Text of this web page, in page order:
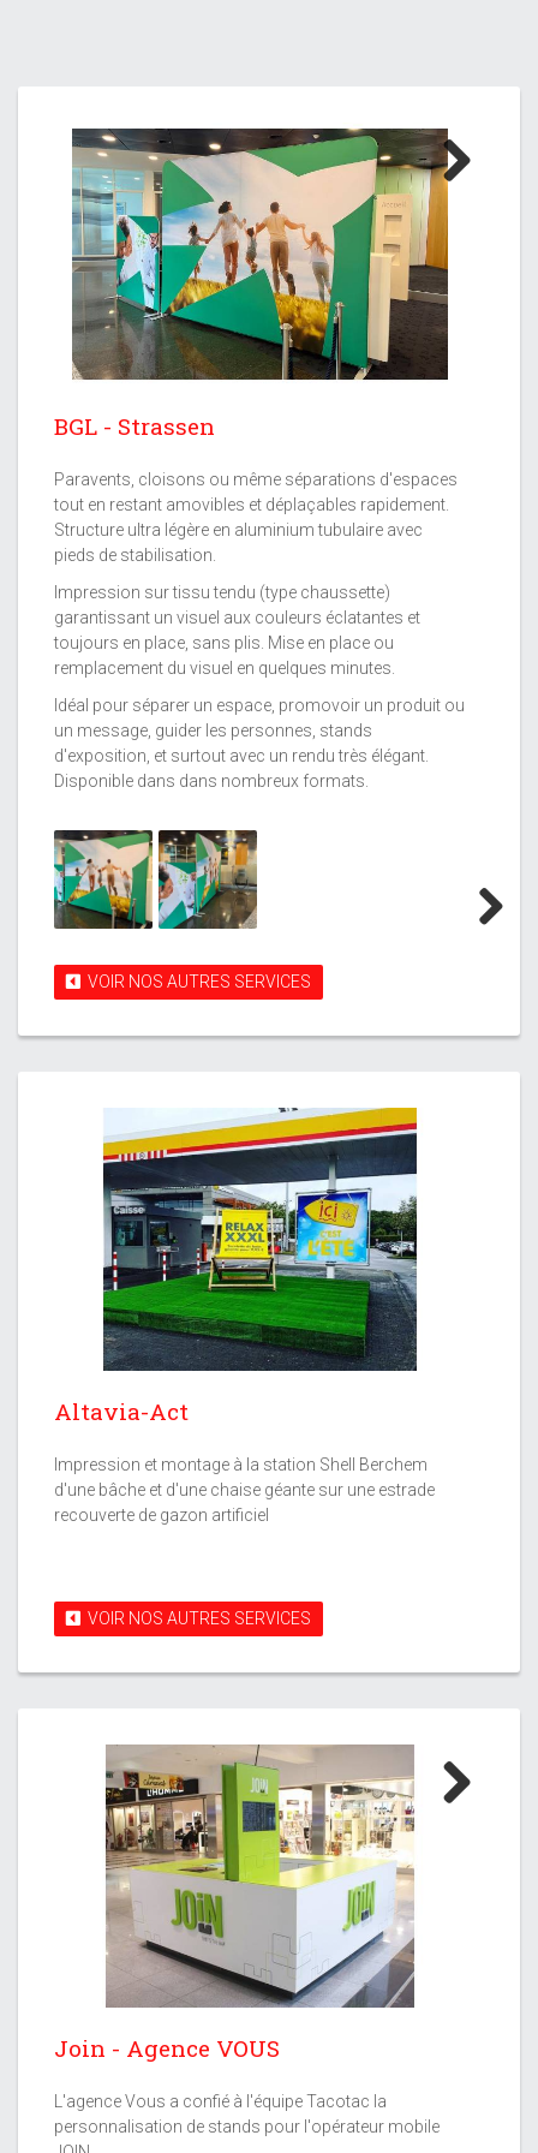
Next
BGL - Strassen
Paravents, cloisons ou même séparations d'espaces
tout en restant amovibles et déplaçables rapidement.
Structure ultra légère en aluminium tubulaire avec
pieds de stabilisation.
Impression sur tissu tendu (type chaussette)
garantissant un visuel aux couleurs éclatantes et
toujours en place, sans plis. Mise en place ou
remplacement du visuel en quelques minutes.
Idéal pour séparer un espace, promovoir un produit ou
un message, guider les personnes, stands
d'exposition, et surtout avec un rendu très élégant.
Disponible dans dans nombreux formats.
VOIR NOS AUTRES SERVICES
Altavia-Act
Impression et montage à la station Shell Berchem
d'une bâche et d'une chaise géante sur une estrade
recouverte de gazon artificiel
VOIR NOS AUTRES SERVICES
Join - Agence VOUS
L'agence Vous a confié à l'équipe Tacotac la
personnalisation de stands pour l'opérateur mobile